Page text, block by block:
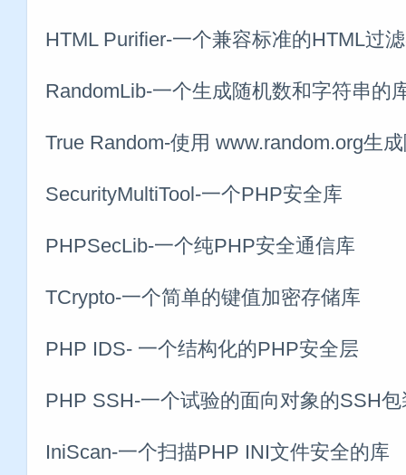
HTML Purifier-一个兼容标准的HTML过
RandomLib-一个生成随机数和字符串的
True Random-使用 www.random.org生
SecurityMultiTool-一个PHP安全库
PHPSecLib-一个纯PHP安全通信库
TCrypto-一个简单的键值加密存储库
PHP IDS- 一个结构化的PHP安全层
PHP SSH-一个试验的面向对象的SSH
IniScan-一个扫描PHP INI文件安全的库